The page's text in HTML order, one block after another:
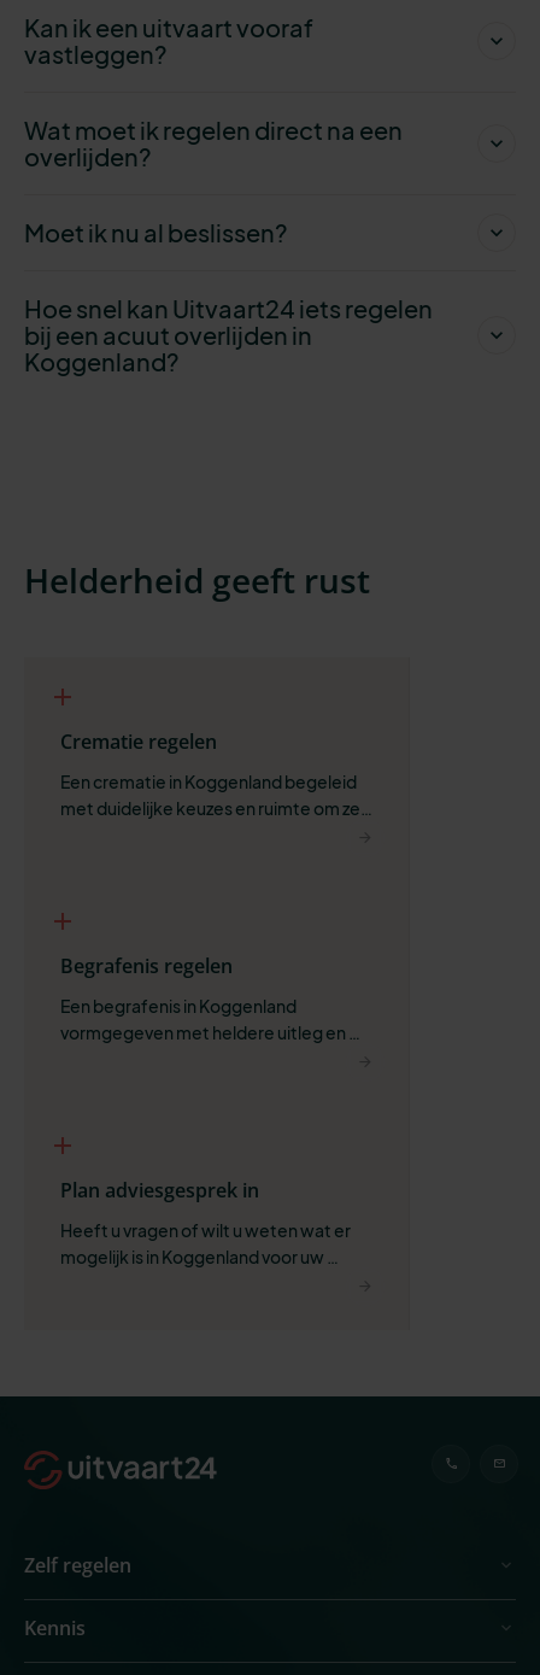
Kan ik een uitvaart vooraf
vastleggen?
Wat moet ik regelen direct na een
overlijden?
Moet ik nu al beslissen?
Hoe snel kan Uitvaart24 iets regelen
bij een acuut overlijden in
Koggenland?
Helderheid geeft rust
Crematie regelen
Een crematie in Koggenland begeleid
met duidelijke keuzes en ruimte om zelf
Begrafenis regelen
Een begrafenis in Koggenland
vormgegeven met heldere uitleg en
Plan adviesgesprek in
Heeft u vragen of wilt u weten wat er
mogelijk is in Koggenland voor uw
Zelf regelen
Kennis